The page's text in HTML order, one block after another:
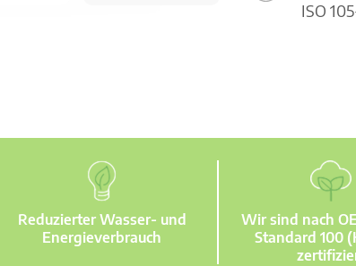
ISO
Reduzierter Wasser- und
Energieverbrauch
Wir sind nach
Standard 100